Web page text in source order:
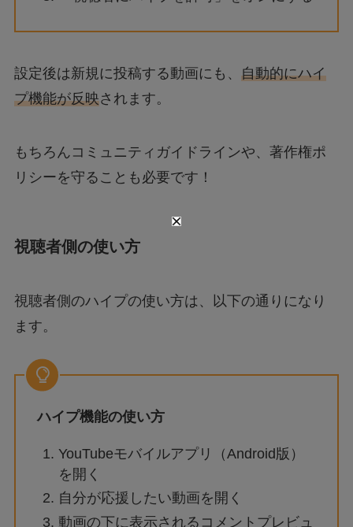
設定後は新規に投稿する動画にも、 自動的にハイ
プ機能が反映されます。
もちろんコミュニティガイドラインや、著作権ポ
リシーを守ることも必要です！
視聴者側の使い方
視聴者側のハイプの使い方は、以下の通りになり
ます。
ハイプ機能の使い方
YouTubeモバイルアプリ（Android版）
を開く
自分が応援したい動画を開く
動画の下に表示されるコメントプレビュ